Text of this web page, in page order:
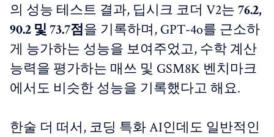
의 성능 테스트 결과, 딥시크 코더 V2는 76.2,
90.2 및 73.7점을 기록하며, GPT-4o를 근소하
게 능가하는 성능을 보여주었고, 수학 계산
능력을 평가하는 매쓰 및 GSM8K 벤치마크
에서도 비슷한 성능을 기록했다고 해요.
한술 더 떠서, 코딩 특화 AI인데도 일반적인